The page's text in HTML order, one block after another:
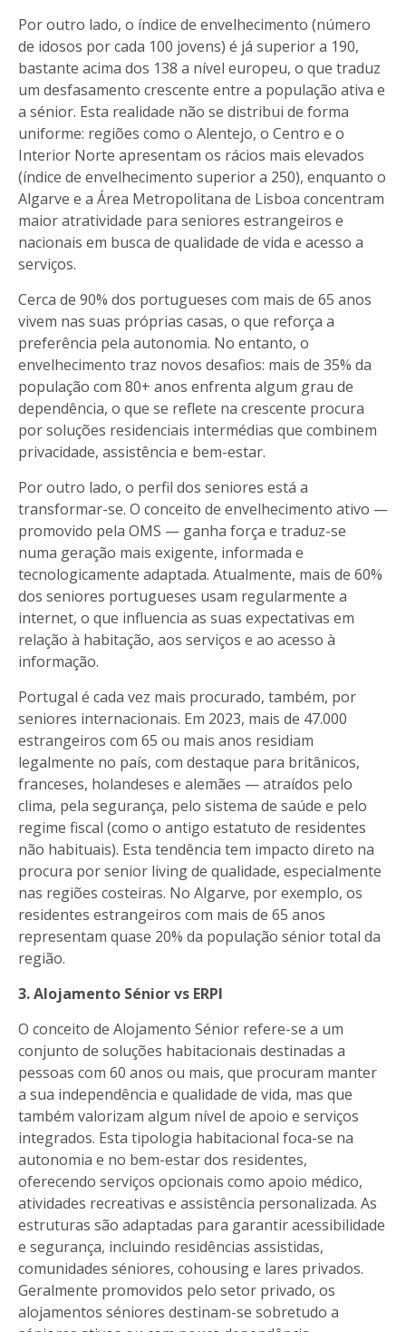
Por outro lado, o índice de envelhecimento (número
de idosos por cada 100 jovens) é já superior a 190,
bastante acima dos 138 a nível europeu, o que traduz
um desfasamento crescente entre a população ativa e
a sénior. Esta realidade não se distribui de forma
uniforme: regiões como o Alentejo, o Centro e o
Interior Norte apresentam os rácios mais elevados
(índice de envelhecimento superior a 250), enquanto o
Algarve e a Área Metropolitana de Lisboa concentram
maior atratividade para seniores estrangeiros e
nacionais em busca de qualidade de vida e acesso a
serviços.
Cerca de 90% dos portugueses com mais de 65 anos
vivem nas suas próprias casas, o que reforça a
preferência pela autonomia. No entanto, o
envelhecimento traz novos desafios: mais de 35% da
população com 80+ anos enfrenta algum grau de
dependência, o que se reflete na crescente procura
por soluções residenciais intermédias que combinem
privacidade, assistência e bem-estar.
Por outro lado, o perfil dos seniores está a
transformar-se. O conceito de envelhecimento ativo —
promovido pela OMS — ganha força e traduz-se
numa geração mais exigente, informada e
tecnologicamente adaptada. Atualmente, mais de 60%
dos seniores portugueses usam regularmente a
internet, o que influencia as suas expectativas em
relação à habitação, aos serviços e ao acesso à
informação.
Portugal é cada vez mais procurado, também, por
seniores internacionais. Em 2023, mais de 47.000
estrangeiros com 65 ou mais anos residiam
legalmente no país, com destaque para britânicos,
franceses, holandeses e alemães — atraídos pelo
clima, pela segurança, pelo sistema de saúde e pelo
regime fiscal (como o antigo estatuto de residentes
não habituais). Esta tendência tem impacto direto na
procura por senior living de qualidade, especialmente
nas regiões costeiras. No Algarve, por exemplo, os
residentes estrangeiros com mais de 65 anos
representam quase 20% da população sénior total da
região.
3. Alojamento Sénior vs ERPI
O conceito de Alojamento Sénior refere-se a um
conjunto de soluções habitacionais destinadas a
pessoas com 60 anos ou mais, que procuram manter
a sua independência e qualidade de vida, mas que
também valorizam algum nível de apoio e serviços
integrados. Esta tipologia habitacional foca-se na
autonomia e no bem-estar dos residentes,
oferecendo serviços opcionais como apoio médico,
atividades recreativas e assistência personalizada. As
estruturas são adaptadas para garantir acessibilidade
e segurança, incluindo residências assistidas,
comunidades séniores, cohousing e lares privados.
Geralmente promovidos pelo setor privado, os
alojamentos séniores destinam-se sobretudo a